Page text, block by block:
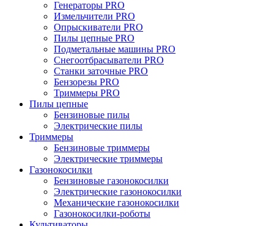
Генераторы PRO
Измельчители PRO
Опрыскиватели PRO
Пилы цепные PRO
Подметальные машины PRO
Снегоотбрасыватели PRO
Станки заточные PRO
Бензорезы PRO
Триммеры PRO
Пилы цепные
Бензиновые пилы
Электрические пилы
Триммеры
Бензиновые триммеры
Электрические триммеры
Газонокосилки
Бензиновые газонокосилки
Электрические газонокосилки
Механические газонокосилки
Газонокосилки-роботы